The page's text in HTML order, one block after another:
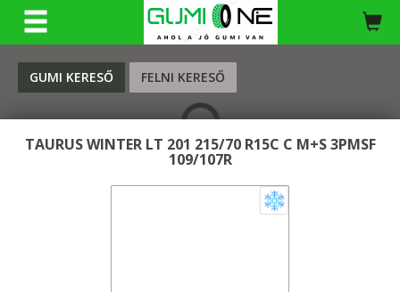
GUMI KERESŐ FELNI KERESŐ
KERESÉS
TAURUS WINTER LT 201 215/70 R15C C M+S 3PMSF
109/107R